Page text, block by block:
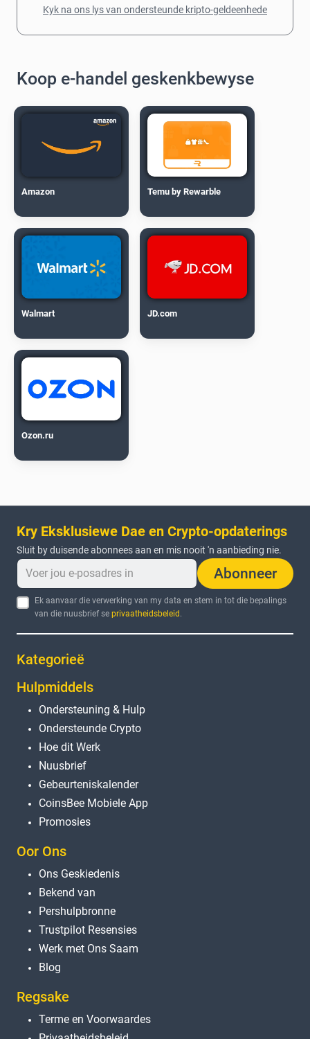
Kyk na ons lys van ondersteunde kripto-geldeenhede
Koop e-handel geskenkbewyse
Amazon Temu by Rewarble
Walmart JD.com
Ozon.ru
Kry Eksklusiewe Dae en Crypto-opdaterings
Sluit by duisende abonnees aan en mis nooit 'n aanbieding nie.
Abonneer
Ek aanvaar die verwerking van my data en stem in tot die bepalings
van die nuusbrief seprivaatheidsbeleid.
Kategorieë
Hulpmiddels
Ondersteuning & Hulp
Ondersteunde Crypto
Hoe dit Werk
Nuusbrief
Gebeurteniskalender
CoinsBee Mobiele App
Promosies
Oor Ons
Ons Geskiedenis
Bekend van
Pershulpbronne
Trustpilot Resensies
Werk met Ons Saam
Blog
Regsake
Terme en Voorwaardes